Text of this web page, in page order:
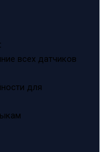
всех датчиков
для